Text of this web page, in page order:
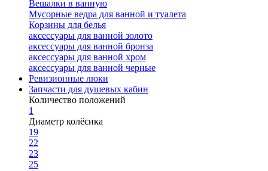
Вешалки в ванную
Мусорные ведра для ванной и туалета
Корзины для белья
аксессуары для ванной золото
аксессуары для ванной бронза
аксессуары для ванной хром
аксессуары для ванной черные
Ревизионные люки
Запчасти для душевых кабин
Количество положений
1
Диаметр колёсика
19
22
23
25